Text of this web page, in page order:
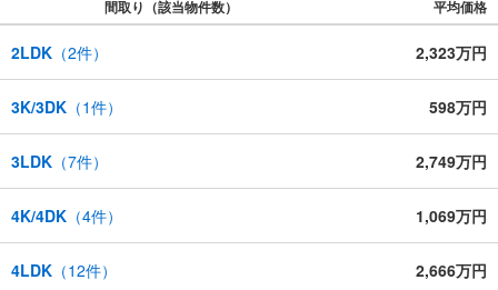
間取り（該当物件数） 平均価格
2LDK （2件） 2,323万円
3K/3DK （1件） 598万円
3LDK （7件） 2,749万円
4K/4DK （4件） 1,069万円
4LDK （12件） 2,666万円